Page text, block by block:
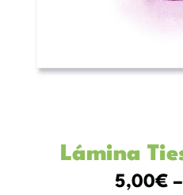
Lámina
5,00€–